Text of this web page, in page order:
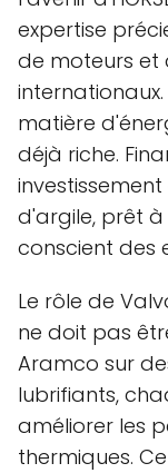
expertise
de moteurs et
matière
déjà riche.
d'argile, prêt
conscient des
Le rôle de
ne doit pas
Aramco sur
lubrifiants,
améliorer les
thermiques.